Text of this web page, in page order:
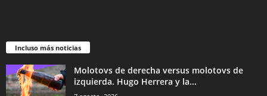
Incluso más noticias
Molotovs de derecha versus molotovs de
izquierda. Hugo Herrera y la...